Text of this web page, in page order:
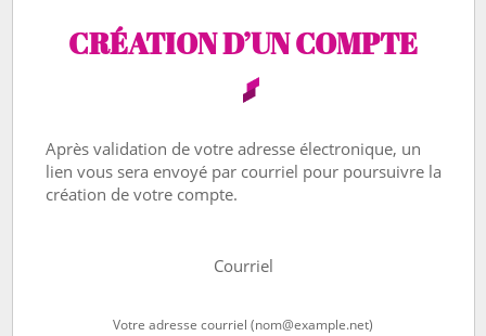
CRÉATION D’UN COMPTE
Après validation de votre adresse électronique, un
lien vous sera envoyé par courriel pour poursuivre la
création de votre compte.
Courriel
Votre adresse courriel (nom@example.net)